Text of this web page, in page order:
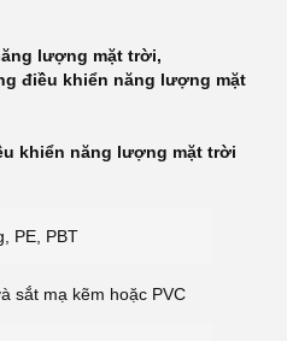
lượng mặt trời,
điều khiển năng lượng mặt
khiển năng lượng mặt trời
PE, PBT
sắt mạ kẽm hoặc PVC